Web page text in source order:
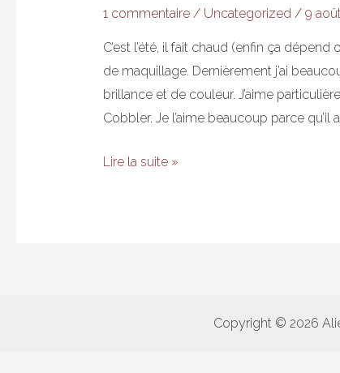
1 commentaire / Uncategorized / 9
C’est l’été, il fait chaud (enfin ça
de maquillage. Dernièrement j’ai
brillance et de couleur. J’aime
Cobbler. Je l’aime beaucoup parce qu’il
Corail
Lire la suite »
Copyright © 2026